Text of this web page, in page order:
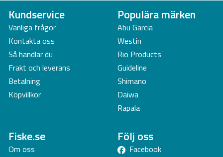
Kundservice
Vanliga frågor
Kontakta oss
Så handlar du
Frakt och leverans
Betalning
Köpvillkor
Populära märken
Abu Garcia
Westin
Rio Products
Guideline
Shimano
Daiwa
Rapala
Fiske.se
Om oss
Följ oss
Facebook